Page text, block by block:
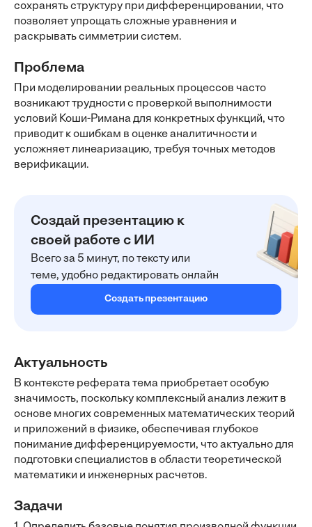
сохранять структуру при дифференцировании, что
позволяет упрощать сложные уравнения и
раскрывать симметрии систем.
Проблема
При моделировании реальных процессов часто
возникают трудности с проверкой выполнимости
условий Коши-Римана для конкретных функций, что
приводит к ошибкам в оценке аналитичности и
усложняет линеаризацию, требуя точных методов
верификации.
Создай презентацию к
своей работе с ИИ
Всего за 5 минут, по тексту или
теме, удобно редактировать онлайн
Создать презентацию
Актуальность
В контексте реферата тема приобретает особую
значимость, поскольку комплексный анализ лежит в
основе многих современных математических теорий
и приложений в физике, обеспечивая глубокое
понимание дифференцируемости, что актуально для
подготовки специалистов в области теоретической
математики и инженерных расчетов.
Задачи